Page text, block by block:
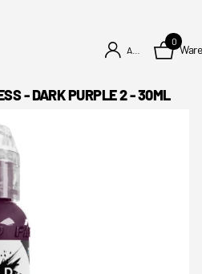
0
- DARK PURPLE 2 - 30ML